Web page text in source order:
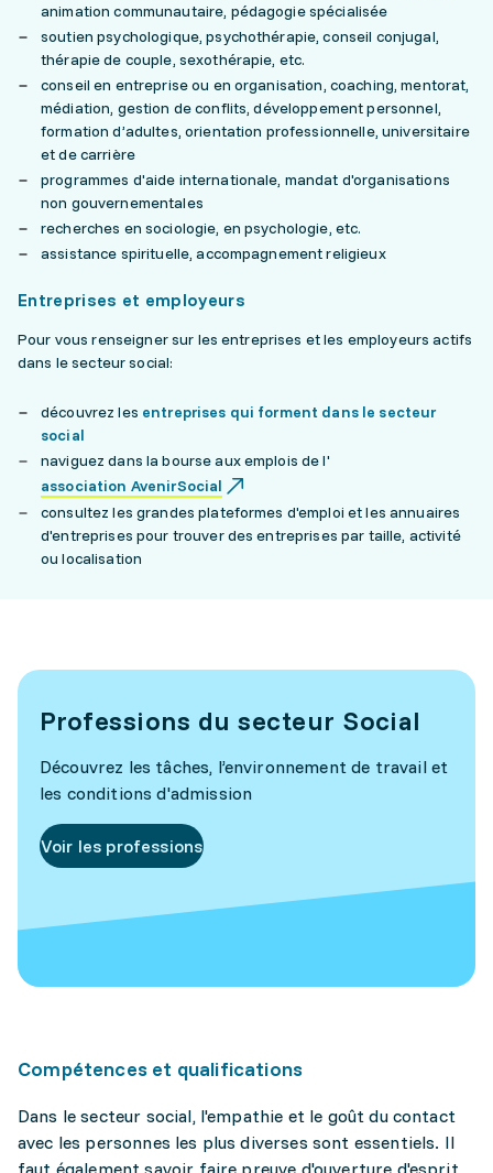
animation communautaire, pédagogie spécialisée
soutien psychologique, psychothérapie, conseil conjugal,
thérapie de couple, sexothérapie, etc.
conseil en entreprise ou en organisation, coaching, mentorat,
médiation, gestion de conflits, développement personnel,
formation d’adultes, orientation professionnelle, universitaire
et de carrière
programmes d'aide internationale, mandat d'organisations
non gouvernementales
recherches en sociologie, en psychologie, etc.
assistance spirituelle, accompagnement religieux
Entreprises et employeurs
Pour vous renseigner sur les entreprises et les employeurs actifs
dans le secteur social:
découvrez les entreprises qui forment dans le secteur
social
naviguez dans la bourse aux emplois de l'
association AvenirSocial
consultez les grandes plateformes d'emploi et les annuaires
d'entreprises pour trouver des entreprises par taille, activité
ou localisation
Professions du secteur Social
Découvrez les tâches, l’environnement de travail et
les conditions d'admission
Voir les professions
Compétences et qualifications
Dans le secteur social, l'empathie et le goût du contact
avec les personnes les plus diverses sont essentiels. Il